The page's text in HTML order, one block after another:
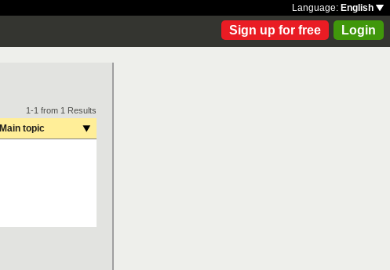
Language: English
Sign up for free Login
1-1 from 1 Results
Main topic